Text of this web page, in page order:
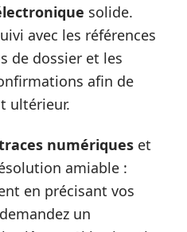
solide.
avec les références
de dossier et les
afin de
ultérieur.
numériques et
amiable :
en précisant vos
un